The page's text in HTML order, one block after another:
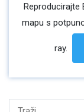
Reproducirajte
mapu s
ray.
Tražiti: